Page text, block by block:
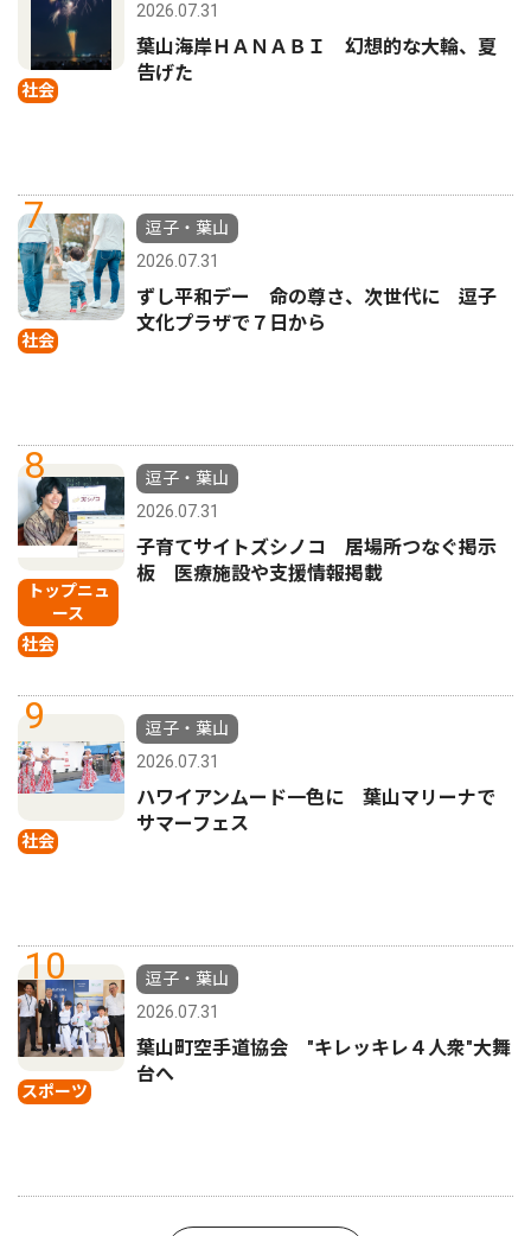
社会
2026.07.31
葉山海岸ＨＡＮＡＢＩ 幻想的な大輪、夏
告げた
7
社会
逗子・葉山
2026.07.31
ずし平和デー 命の尊さ、次世代に 逗子
文化プラザで７日から
8
トップニュ
ース
社会
逗子・葉山
2026.07.31
子育てサイトズシノコ 居場所つなぐ掲示
板 医療施設や支援情報掲載
9
社会
逗子・葉山
2026.07.31
ハワイアンムード一色に 葉山マリーナで
サマーフェス
10
スポーツ
逗子・葉山
2026.07.31
葉山町空手道協会 "キレッキレ４人衆"大舞
台へ